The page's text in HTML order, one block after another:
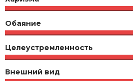
Обаяние
Целеустремленность
Внешний вид